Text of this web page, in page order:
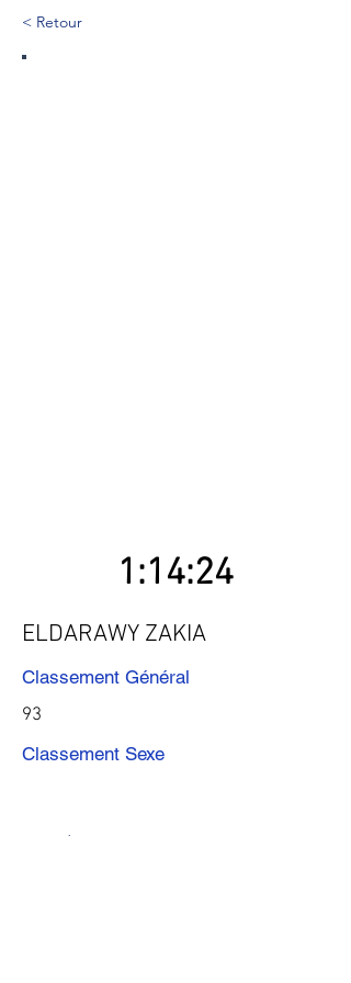
< Retour
1:14:24
ELDARAWY ZAKIA
Classement Général
93
Classement Sexe
Précédent